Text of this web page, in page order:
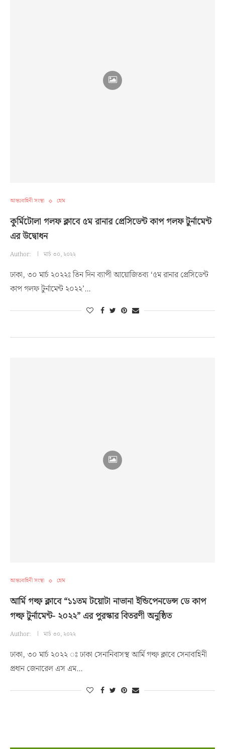
আন্তঃবাহিনী সংস্থা হোম
কুর্মিটোলা গলফ ক্লাবে ৫ম রানার প্রেসিডেন্ট কাপ গলফ টুর্নামেন্ট
এর উদ্বোধন
Author: মার্চ ৩০, ২০২২
ঢাকা, ৩০ মার্চ ২০২২ঃ তিন দিন ব্যাপী আয়োজিতব্য ‘৫ম রানার প্রেসিডেন্ট
কাপ গলফ টুর্নামেন্ট ২০২২’…
আন্তঃবাহিনী সংস্থা হোম
আর্মি গল্ফ ক্লাবে “১১তম টয়োটা নাভানা ইন্ডিপেনডেন্স ডে কাপ
গল্ফ টুর্নামেন্ট- ২০২২” এর পুরস্কার বিতরণী অনুষ্ঠিত
Author: মার্চ ৩০, ২০২২
ঢাকা, ৩০ মার্চ ২০২২ ঃ ঢাকা সেনানিবাসস্থ আর্মি গল্ফ ক্লাবে সেনাবাহিনী
প্রধান জেনারেল এস এম…